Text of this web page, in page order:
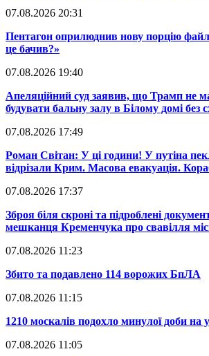
07.08.2026 20:31
​Пентагон оприлюднив нову порцію
це бачив?»
07.08.2026 19:40
​Апеляційний суд заявив, що Трамп не
будувати бальну залу в Білому домі без
07.08.2026 17:49
​Роман Світан: У ці години! У путіна
відрізали Крим. Масова евакуація.
07.08.2026 17:37
​Зброя біля скроні та підроблені
мешканця Кременчука про свавілля
07.08.2026 11:23
​Збито та подавлено 114 ворожих БпЛА
07.08.2026 11:15
​1210 москалів подохло минулої доби на
07.08.2026 11:05